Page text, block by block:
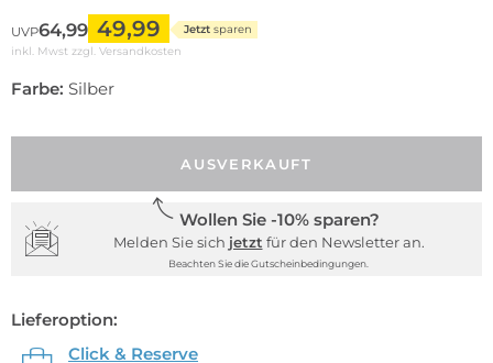
UVP64,99 49,99 Jetzt sparen
inkl. Mwst zzgl. Versandkosten
Farbe: Silber
AUSVERKAUFT
Wollen Sie -10% sparen?
Melden Sie sich jetzt für den Newsletter an.
Beachten Sie die Gutscheinbedingungen.
Lieferoption:
Click & Reserve